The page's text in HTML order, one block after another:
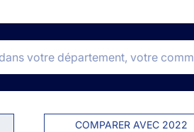
COMPARER AVEC 2022